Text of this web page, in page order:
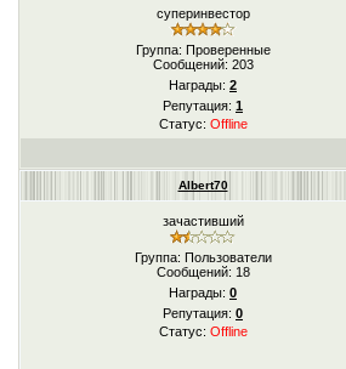
суперинвестор
Группа: Проверенные
Сообщений: 203
Награды: 2
Репутация: 1
Статус: Offline
Albert70
зачастивший
Группа: Пользователи
Сообщений: 18
Награды: 0
Репутация: 0
Статус: Offline